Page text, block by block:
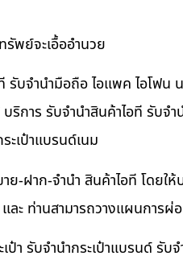
รัพย์จะเอื้ออำนวย
รับจำนำมือถือ ไอแพค ไอโฟน
ริการ รับจำนำสินค้าไอที รับ
ะเป๋าแบรนด์เนม
-ฝาก-จำนำ สินค้าไอที โดยให้
ละ ท่านสามารถวางแผนการผ่
า รับจำนำกระเป๋าแบรนด์ รับ